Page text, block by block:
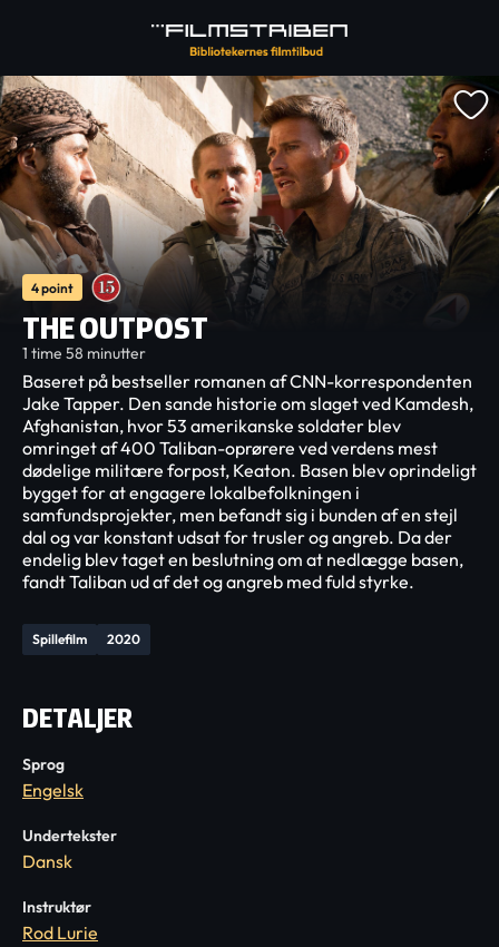
4 point
THE OUTPOST
1 time 58 minutter
Spillefilm 2020
Baseret på bestseller romanen af CNN-korrespondenten
Jake Tapper. Den sande historie om slaget ved Kamdesh,
Afghanistan, hvor 53 amerikanske soldater blev
omringet af 400 Taliban-oprørere ved verdens mest
dødelige militære forpost, Keaton. Basen blev oprindeligt
bygget for at engagere lokalbefolkningen i
samfundsprojekter, men befandt sig i bunden af en stejl
dal og var konstant udsat for trusler og angreb. Da der
endelig blev taget en beslutning om at nedlægge basen,
fandt Taliban ud af det og angreb med fuld styrke.
DETALJER
Sprog
Engelsk
Undertekster
Dansk
Instruktør
Rod Lurie